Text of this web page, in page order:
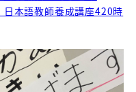
本語教師養成講座420時